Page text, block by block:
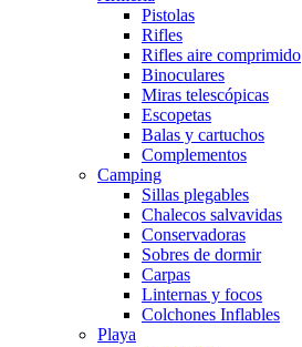
Pistolas
Rifles
Rifles aire comprimido
Binoculares
Miras telescópicas
Escopetas
Balas y cartuchos
Complementos
Camping
Sillas plegables
Chalecos salvavidas
Conservadoras
Sobres de dormir
Carpas
Linternas y focos
Colchones Inflables
Playa